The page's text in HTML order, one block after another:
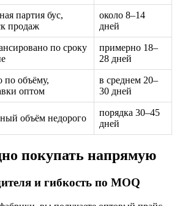
партия бус,
продаж
около 8–14
дней
по сроку
примерно 18–
28 дней
по объёму,
оптом
в среднем 20–
30 дней
объём недорого
порядка 30–45
дней
покупать напрямую
и гибкость по MOQ